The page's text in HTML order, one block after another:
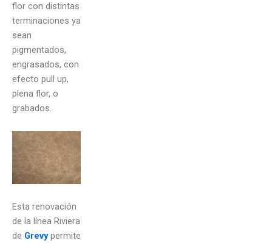
flor con distintas
terminaciones ya
sean
pigmentados,
engrasados, con
efecto pull up,
plena flor, o
grabados.
Esta renovación
de la línea Riviera
de Grevypermite